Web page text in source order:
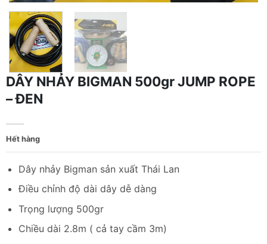
DÂY NHẢY BIGMAN 500gr JUMP ROPE
– ĐEN
Dây nhảy Bigman sản xuất Thái Lan
Điều chỉnh độ dài dây dễ dàng
Trọng lượng 500gr
Chiều dài 2.8m ( cả tay cầm 3m)
Hết hàng